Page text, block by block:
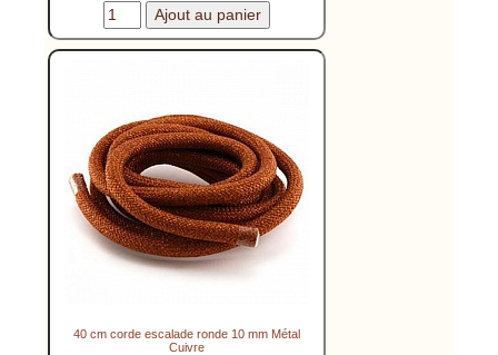
40 cm corde escalade ronde 10 mm Métal
Cuivre